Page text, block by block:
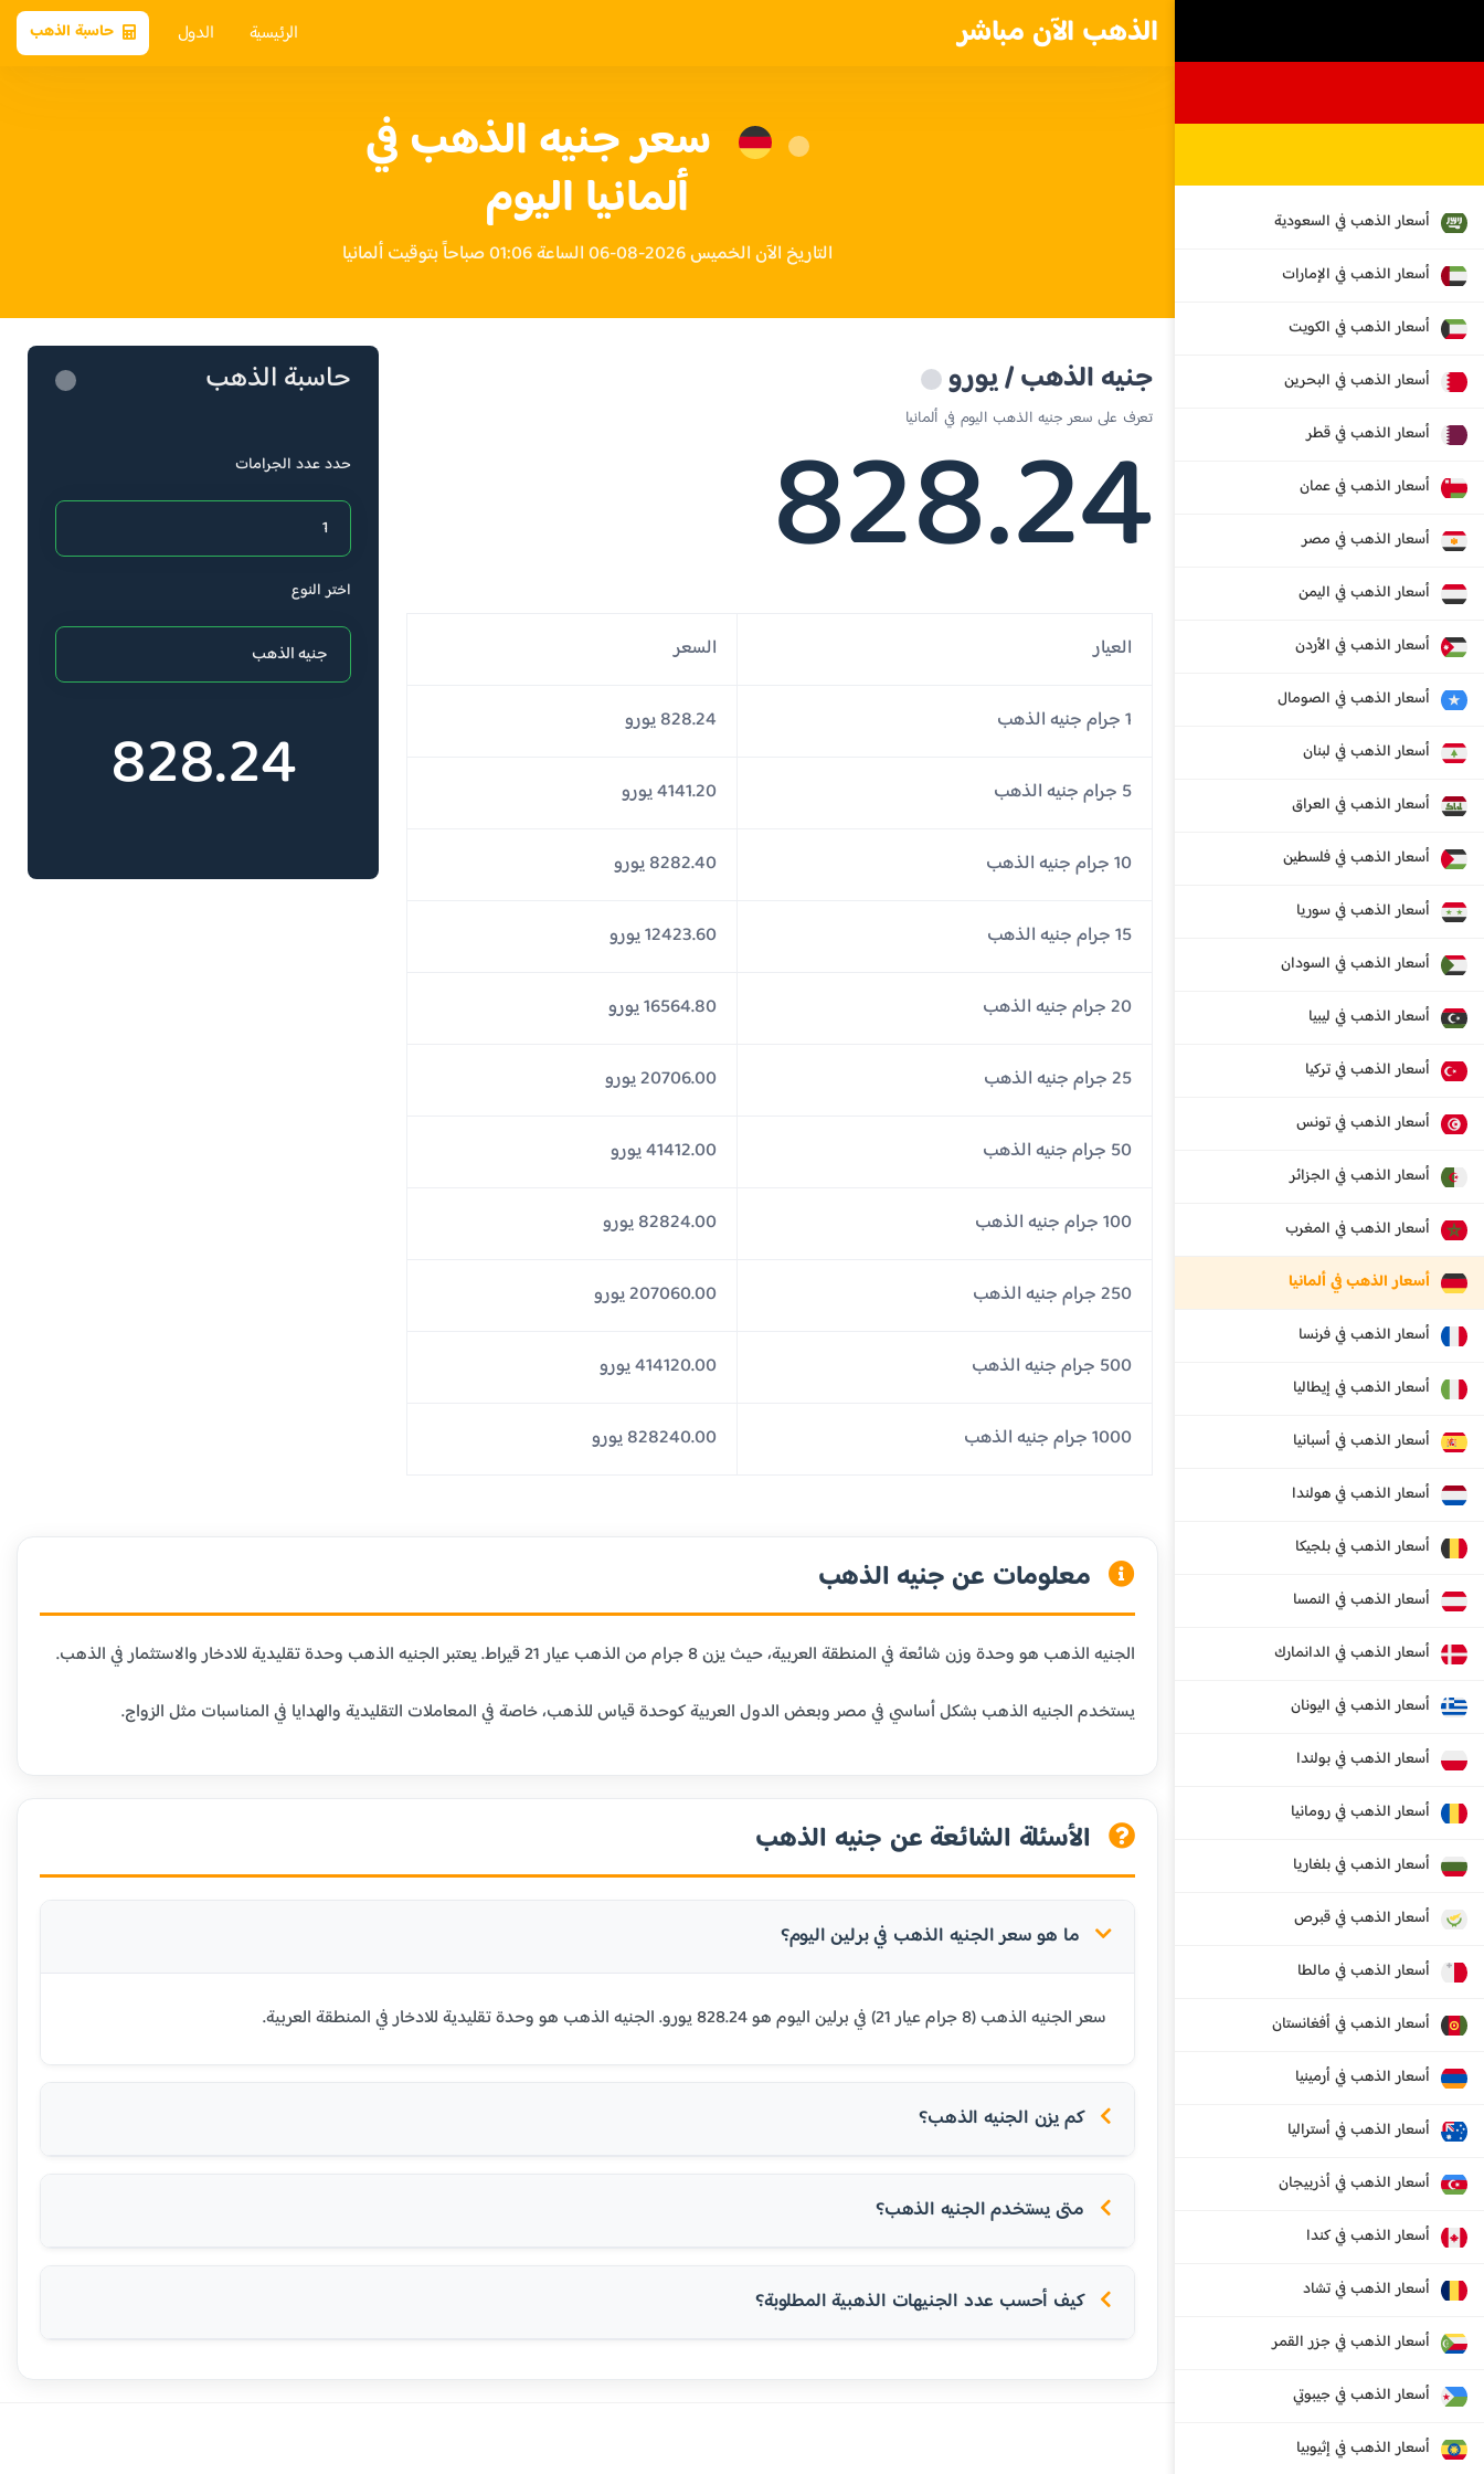
الذهب الآن مباشر الرئيسية الدول حاسبة الذهب
أسعار الذهب في السعودية
أسعار الذهب في الإمارات
أسعار الذهب في الكويت
أسعار الذهب في البحرين
أسعار الذهب في قطر
أسعار الذهب في عمان
أسعار الذهب في مصر
أسعار الذهب في اليمن
أسعار الذهب في الأردن
أسعار الذهب في الصومال
أسعار الذهب في لبنان
أسعار الذهب في العراق
أسعار الذهب في فلسطين
أسعار الذهب في سوريا
أسعار الذهب في السودان
أسعار الذهب في ليبيا
أسعار الذهب في تركيا
أسعار الذهب في تونس
أسعار الذهب في الجزائر
أسعار الذهب في المغرب
أسعار الذهب في ألمانيا
أسعار الذهب في فرنسا
أسعار الذهب في إيطاليا
أسعار الذهب في أسبانيا
أسعار الذهب في هولندا
أسعار الذهب في بلجيكا
أسعار الذهب في النمسا
أسعار الذهب في الدانمارك
أسعار الذهب في اليونان
أسعار الذهب في بولندا
أسعار الذهب في رومانيا
أسعار الذهب في بلغاريا
أسعار الذهب في قبرص
أسعار الذهب في مالطا
أسعار الذهب في أفغانستان
أسعار الذهب في أرمينيا
أسعار الذهب في أستراليا
أسعار الذهب في أذربيجان
أسعار الذهب في كندا
أسعار الذهب في تشاد
أسعار الذهب في جزر القمر
أسعار الذهب في جيبوتي
أسعار الذهب في إثيوبيا
سعر جنيه الذهب في
ألمانيا اليوم
التاريخ الآن الخميس 2026-08-06 الساعة 01:06 صباحاً بتوقيت ألمانيا
جنيه الذهب / يورو
تعرف على سعر جنيه الذهب اليوم في ألمانيا
828.24
العيار السعر
1 جرام جنيه الذهب 828.24 يورو
5 جرام جنيه الذهب 4141.20 يورو
10 جرام جنيه الذهب 8282.40 يورو
15 جرام جنيه الذهب 12423.60 يورو
20 جرام جنيه الذهب 16564.80 يورو
25 جرام جنيه الذهب 20706.00 يورو
50 جرام جنيه الذهب 41412.00 يورو
100 جرام جنيه الذهب 82824.00 يورو
250 جرام جنيه الذهب 207060.00 يورو
500 جرام جنيه الذهب 414120.00 يورو
1000 جرام جنيه الذهب 828240.00 يورو
حاسبة الذهب
حدد عدد الجرامات
اختر النوع
828.24
معلومات عن جنيه الذهب
الجنيه الذهب هو وحدة وزن شائعة في المنطقة العربية، حيث يزن 8 جرام من الذهب عيار 21 قيراط. يعتبر الجنيه الذهب وحدة تقليدية للادخار والاستثمار في الذهب.
يستخدم الجنيه الذهب بشكل أساسي في مصر وبعض الدول العربية كوحدة قياس للذهب، خاصة في المعاملات التقليدية والهدايا في المناسبات مثل الزواج.
الأسئلة الشائعة عن جنيه الذهب
ما هو سعر الجنيه الذهب في برلين اليوم؟
سعر الجنيه الذهب (8 جرام عيار 21) في برلين اليوم هو 828.24 يورو. الجنيه الذهب هو وحدة تقليدية للادخار في المنطقة العربية.
كم يزن الجنيه الذهب؟
متى يستخدم الجنيه الذهب؟
كيف أحسب عدد الجنيهات الذهبية المطلوبة؟